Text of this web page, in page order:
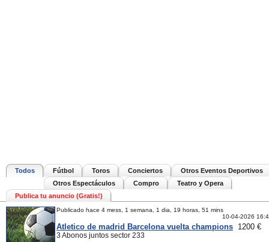
Todos Fútbol Toros Conciertos
Otros Eventos Deportivos
Otros Espectáculos
Compro
Teatro y Opera
Publica tu anuncio (Gratis!)
Publicado hace 4 mess, 1 semana, 1 dia, 19 horas, 51 mins
10-04-2026
Atletico de madrid Barcelona vuelta champions 1200 €
3 Abonos juntos sector 233